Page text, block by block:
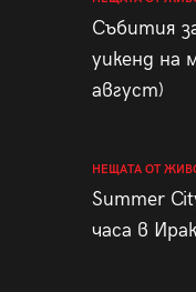
Събития
уикенд на
август)
НЕЩАТА ОТ
Summer
часа в